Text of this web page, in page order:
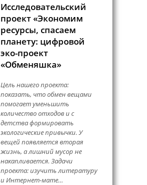
Исследовательский
проект «Экономим
ресурсы, спасаем
планету: цифровой
эко-проект
«Обменяшка»
Цель нашего проекта:
показать, что обмен вещами
помогает уменьшить
количество отходов и с
детства формировать
экологические привычки. У
вещей появляется вторая
жизнь, а лишний мусор не
накапливается. Задачи
проекта: изучить литературу
и Интернет-мате…